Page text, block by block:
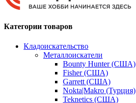
Категории товаров
Кладоискательство
Металлоискатели
Bounty Hunter (США)
Fisher (США)
Garrett (США)
Nokta|Makro (Турция)
Teknetics (США)